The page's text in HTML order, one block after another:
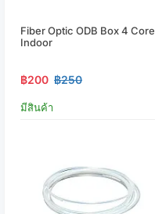
Fiber Optic ODB Box 4 Core
Indoor
฿200 ฿250
มีสินค้า